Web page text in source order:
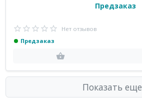
Предзаказ
Нет отзывов
Предзаказ
Показать еще